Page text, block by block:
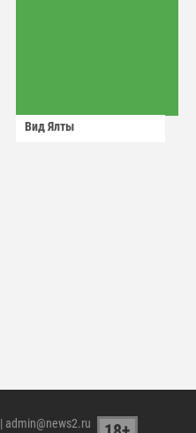
Вид Ялты
| admin@news2.ru